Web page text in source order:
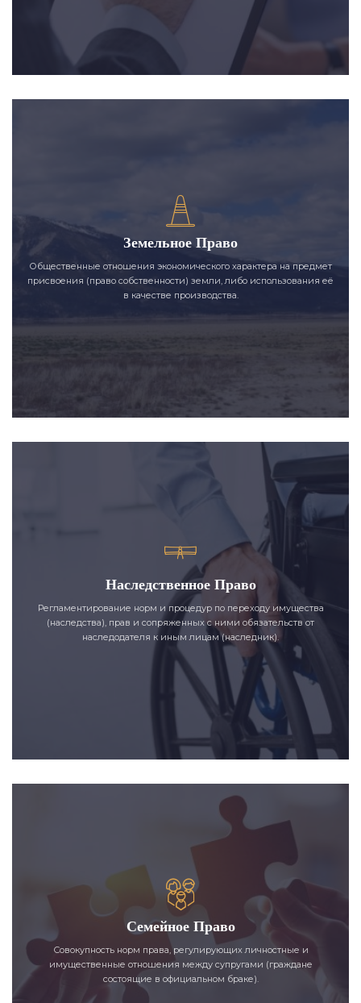
Земельное Право
Общественные отношения экономического характера на предмет
присвоения (право собственности) земли, либо использования её
в качестве производства.
Наследственное Право
Регламентирование норм и процедур по переходу имущества
(наследства), прав и сопряженных с ними обязательств от
наследодателя к иным лицам (наследник).
Семейное Право
Совокупность норм права, регулирующих личностные и
имущественные отношения между супругами (граждане
состоящие в официальном браке).